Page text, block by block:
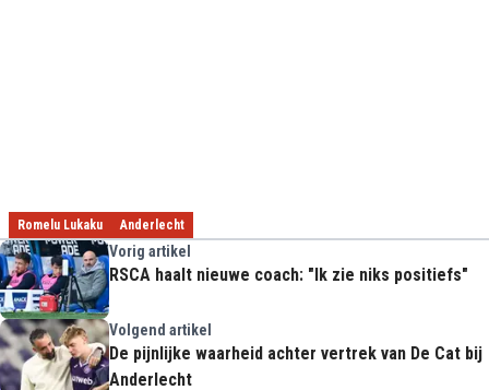
Romelu Lukaku Anderlecht
Vorig artikel
RSCA haalt nieuwe coach: "Ik zie niks positiefs"
Volgend artikel
De pijnlijke waarheid achter vertrek van De Cat bij
Anderlecht